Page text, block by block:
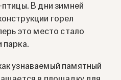
В дни зимней
горел
это место стало
парка.
узнаваемый памятный